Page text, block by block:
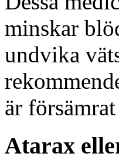
minskar
undvika
är
Atarax